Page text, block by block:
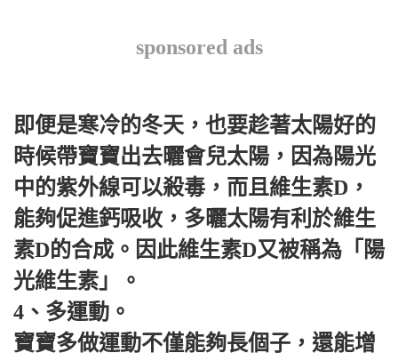
sponsored ads
即便是寒冷的冬天，也要趁著太陽好的
時候帶寶寶出去曬會兒太陽，因為陽光
中的紫外線可以殺毒，而且維生素D，
能夠促進鈣吸收，多曬太陽有利於維生
素D的合成。因此維生素D又被稱為「陽
光維生素」。
4、多運動。
寶寶多做運動不僅能夠長個子，還能增